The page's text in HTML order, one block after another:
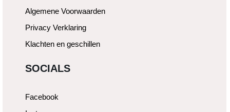
Algemene Voorwaarden
Privacy Verklaring
Klachten en geschillen
SOCIALS
Facebook